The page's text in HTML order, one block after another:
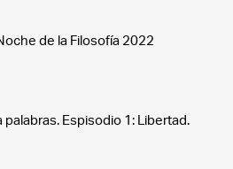
de la Filosofía 2022
palabras. Espisodio 1: Libertad.